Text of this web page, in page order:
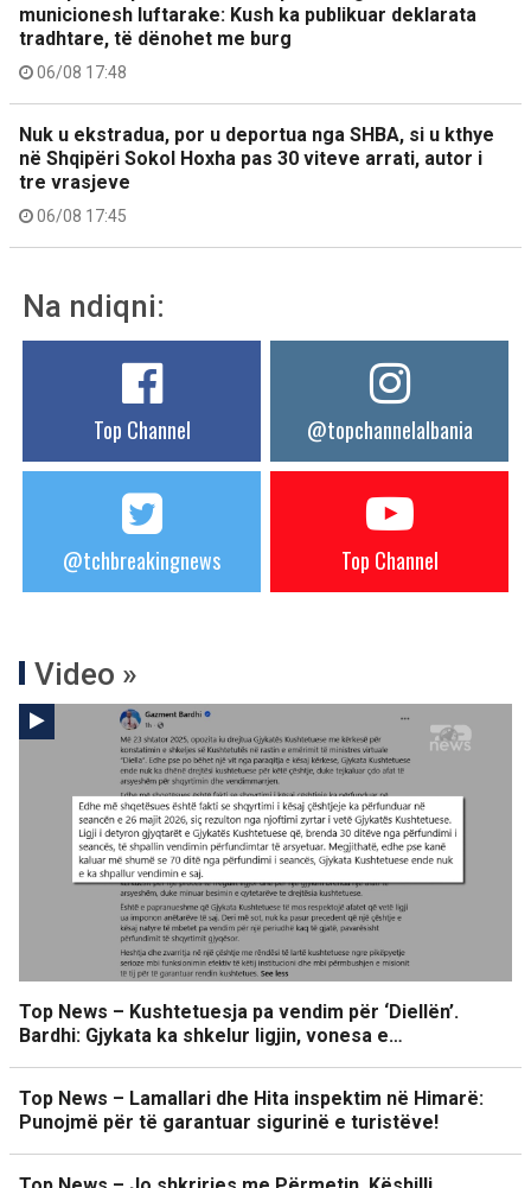
municionesh luftarake: Kush ka publikuar deklarata
tradhtare, të dënohet me burg
06/08 17:48
Nuk u ekstradua, por u deportua nga SHBA, si u kthye
në Shqipëri Sokol Hoxha pas 30 viteve arrati, autor i
tre vrasjeve
06/08 17:45
Na ndiqni:
Top Channel @topchannelalbania
@tchbreakingnews Top Channel
Video »
Top News – Kushtetuesja pa vendim për ‘Diellën’.
Bardhi: Gjykata ka shkelur ligjin, vonesa e…
Top News – Lamallari dhe Hita inspektim në Himarë:
Punojmë për të garantuar sigurinë e turistëve!